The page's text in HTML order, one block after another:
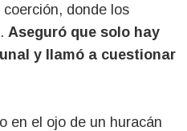
donde los
Aseguró que solo hay
y llamó a cuestionar
en el ojo de un huracán